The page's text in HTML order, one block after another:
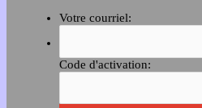
Votre courriel:
Code d'activation: